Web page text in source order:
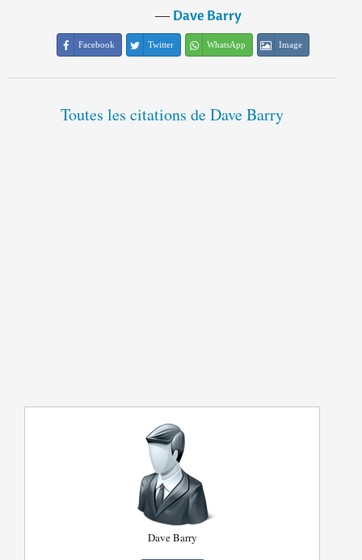
―Dave Barry
Facebook Twitter WhatsApp Image
Toutes les citations de Dave Barry
Dave Barry